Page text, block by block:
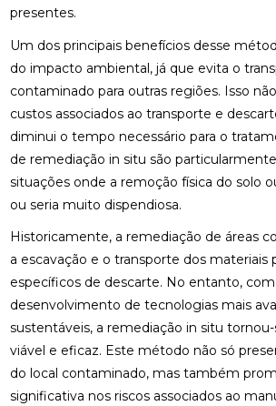
presentes.
Um dos principais benefícios desse
do impacto ambiental, já que evita o
contaminado para outras regiões. Isso
custos associados ao transporte e
diminui o tempo necessário para o
de remediação in situ são
situações onde a remoção física do solo
ou seria muito dispendiosa.
Historicamente, a remediação de áreas
a escavação e o transporte dos materiais
específicos de descarte. No entanto,
desenvolvimento de tecnologias mais
sustentáveis, a remediação in situ
viável e eficaz. Este método não só
do local contaminado, mas também
significativa nos riscos associados ao